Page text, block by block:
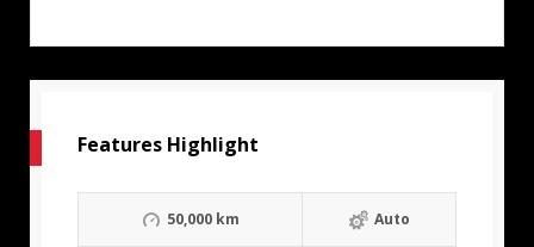
Features Highlight
50,000 km Auto